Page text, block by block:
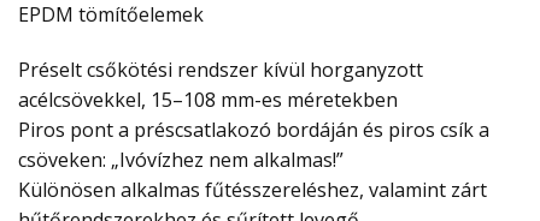
EPDM tömítőelemek
Préselt csőkötési rendszer kívül horganyzott
acélcsövekkel, 15–108 mm-es méretekben
Piros pont a préscsatlakozó bordáján és piros csík a
csöveken: „Ivóvízhez nem alkalmas!”
Különösen alkalmas fűtésszereléshez, valamint zárt